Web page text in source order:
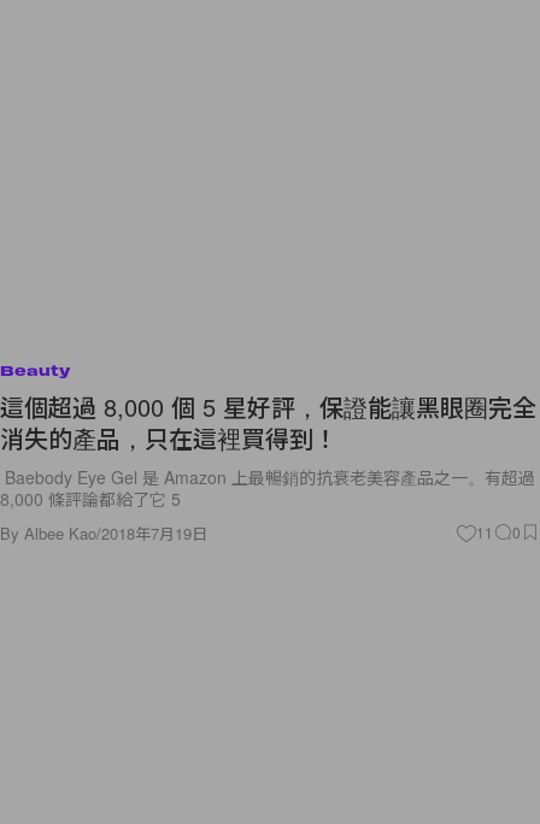
Beauty
這個超過 8,000 個 5 星好評，保證能讓黑眼圈完全
消失的產品，只在這裡買得到！
Baebody Eye Gel 是 Amazon 上最暢銷的抗衰老美容產品之一。有超過
8,000 條評論都給了它 5
By Albee Kao/2018年7月19日 11 0